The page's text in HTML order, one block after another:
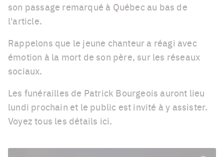
son passage remarqué à Québec au bas de
l'article.
Rappelons que le jeune chanteur a réagi avec
émotion à la mort de son père, sur les réseaux
sociaux.
Les funérailles de Patrick Bourgeois auront lieu
lundi prochain et le public est invité à y assister.
Voyez tous les détails ici.